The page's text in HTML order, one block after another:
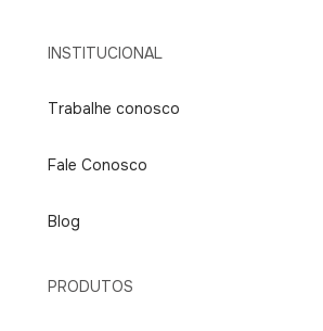
INSTITUCIONAL
Trabalhe conosco
Fale Conosco
Blog
PRODUTOS